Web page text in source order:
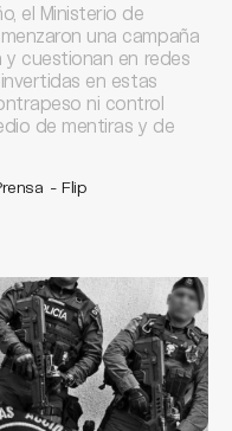
el Ministerio de
una campaña
cuestionan en redes
en estas
ni control
de mentiras y de
- Flip